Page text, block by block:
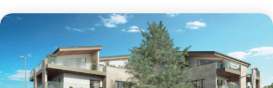
Financer